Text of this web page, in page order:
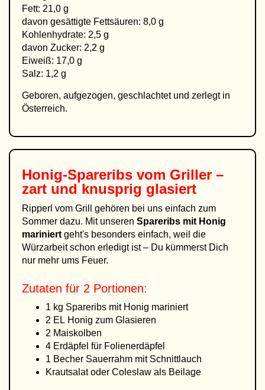
Fett: 21,0 g
davon gesättigte Fettsäuren: 8,0 g
Kohlenhydrate: 2,5 g
davon Zucker: 2,2 g
Eiweiß: 17,0 g
Salz: 1,2 g
Geboren, aufgezogen, geschlachtet und zerlegt in
Österreich.
Honig-Spareribs vom Griller –
zart und knusprig glasiert
Ripperl vom Grill gehören bei uns einfach zum
Sommer dazu. Mit unseren Spareribs mit Honig
mariniert geht's besonders einfach, weil die
Würzarbeit schon erledigt ist – Du kümmerst Dich
nur mehr ums Feuer.
Zutaten für 2 Portionen:
1 kg Spareribs mit Honig mariniert
2 EL Honig zum Glasieren
2 Maiskolben
4 Erdäpfel für Folienerdäpfel
1 Becher Sauerrahm mit Schnittlauch
Krautsalat oder Coleslaw als Beilage